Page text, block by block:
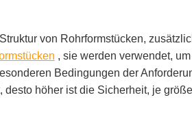
von Rohrformstücken,
, sie werden verwendet,
Bedingungen der
desto höher ist die Sicherheit, je